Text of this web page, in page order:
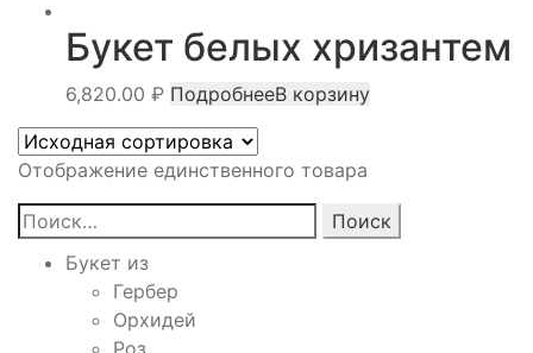
Букет белых хризантем
6,820.00 ₽ ПодробнееВ корзину
Отображение единственного товара
Найти:
Букет из
Гербер
Орхидей
Роз